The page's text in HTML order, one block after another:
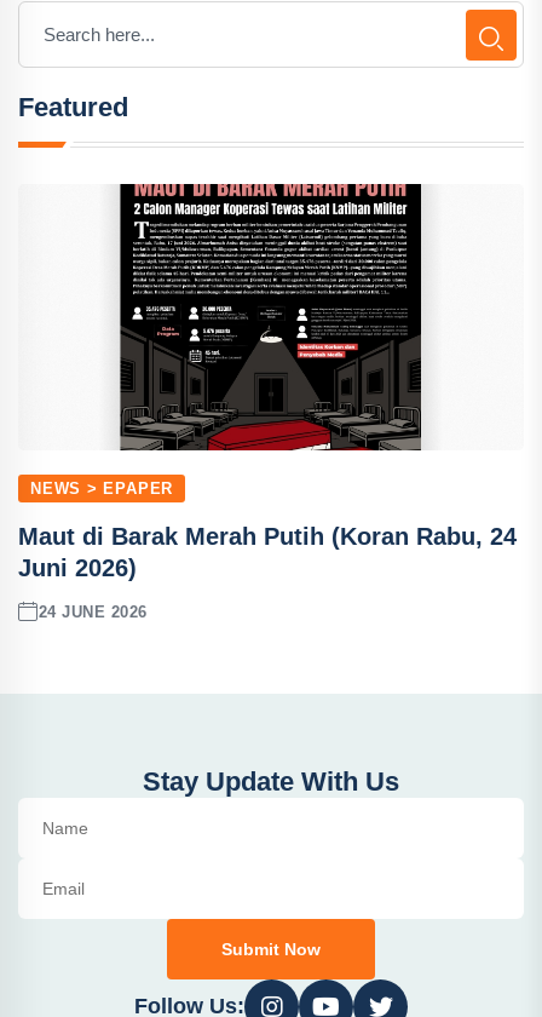
Featured
NEWS > EPAPER
Maut di Barak Merah Putih (Koran Rabu, 24
Juni 2026)
24 JUNE 2026
Stay Update With Us
Submit Now
Follow Us: